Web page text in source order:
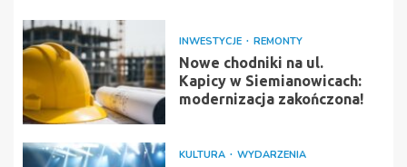
INWESTYCJE REMONTY
Nowe chodniki na ul.
Kapicy w Siemianowicach:
modernizacja zakończona!
KULTURA WYDARZENIA